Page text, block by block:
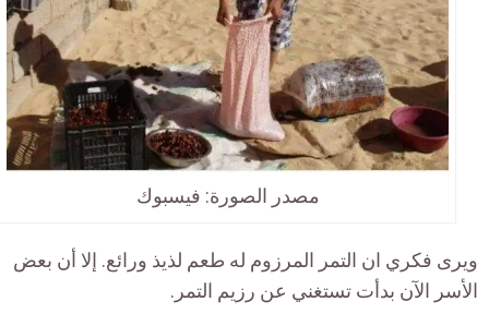
مصدر الصورة: فيسبوك
ويرى فكري ان التمر المرزوم له طعم لذيذ ورائع. إلا أن بعض
الأسر الآن بدأت تستغني عن رزيم التمر.